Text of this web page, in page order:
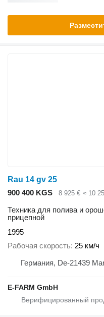
Rau 14 gv 25
900 400 KGS
8 925 € ≈ 10
Техника для полива и
прицепной
1995
Рабочая скорость 25 км/ч
Германия, De-21439
E-FARM GmbH